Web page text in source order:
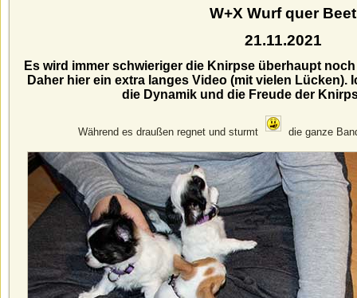
W+X Wurf quer Beet
21.11.2021
Es wird immer schwieriger die Knirpse überhaupt
Daher hier ein extra langes Video (mit vielen Lücken).
die Dynamik und die Freude der
Während es draußen regnet und sturmt die ganze